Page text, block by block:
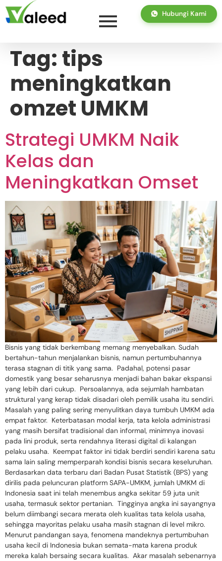
Hubungi Kami
Tag: tips
meningkatkan
omzet UMKM
Strategi UMKM Naik
Kelas dan
Meningkatkan Omset
Bisnis yang tidak berkembang memang menyebalkan. Sudah
bertahun-tahun menjalankan bisnis, namun pertumbuhannya
terasa stagnan di titik yang sama. Padahal, potensi pasar
domestik yang besar seharusnya menjadi bahan bakar ekspansi
yang lebih dari cukup. Persoalannya, ada sejumlah hambatan
struktural yang kerap tidak disadari oleh pemilik usaha itu sendiri.
Masalah yang paling sering menyulitkan daya tumbuh UMKM ada
empat faktor. Keterbatasan modal kerja, tata kelola administrasi
yang masih bersifat tradisional dan informal, minimnya inovasi
pada lini produk, serta rendahnya literasi digital di kalangan
pelaku usaha. Keempat faktor ini tidak berdiri sendiri karena satu
sama lain saling memperparah kondisi bisnis secara keseluruhan.
Berdasarkan data terbaru dari Badan Pusat Statistik (BPS) yang
dirilis pada peluncuran platform SAPA-UMKM, jumlah UMKM di
Indonesia saat ini telah menembus angka sekitar 59 juta unit
usaha, termasuk sektor pertanian. Tingginya angka ini sayangnya
belum diimbangi secara merata oleh kualitas tata kelola usaha,
sehingga mayoritas pelaku usaha masih stagnan di level mikro.
Menurut pandangan saya, fenomena mandeknya pertumbuhan
usaha kecil di Indonesia bukan semata-mata karena produk
mereka kalah bersaing secara kualitas. Akar masalah sebenarnya